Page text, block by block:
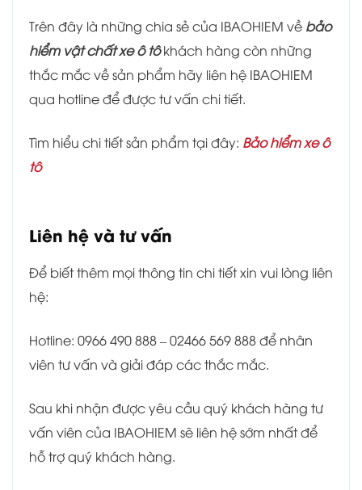
Trên đây là những chia sẻ của IBAOHIEM về bảo
hiểm vật chất xe ô tôkhách hàng còn những
thắc mắc về sản phẩm hãy liên hệ IBAOHIEM
qua hotline để được tư vấn chi tiết.
Tìm hiểu chi tiết sản phẩm tại đây: Bảo hiểm xe ô
tô
Liên hệ và tư vấn
Để biết thêm mọi thông tin chi tiết xin vui lòng liên
hệ:
Hotline: 0966 490 888 – 02466 569 888 để nhân
viên tư vấn và giải đáp các thắc mắc.
Sau khi nhận được yêu cầu quý khách hàng tư
vấn viên của IBAOHIEM sẽ liên hệ sớm nhất để
hỗ trợ quý khách hàng.